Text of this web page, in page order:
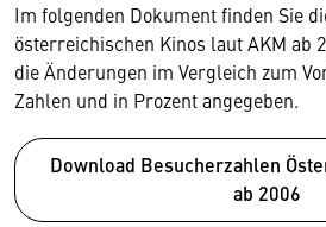
Im folgenden Dokument finden Sie
österreichischen Kinos laut AKM ab
die Änderungen im Vergleich zum
Zahlen und in Prozent angegeben.
Download Besucherzahlen
ab 2006